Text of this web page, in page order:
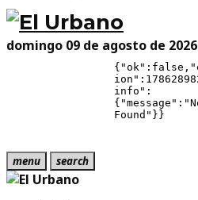
domingo 09 de agosto de 2026
menu search